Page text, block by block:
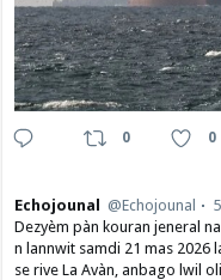
0 0
Echojounal @Echojounal
Dezyèm pàn kouran jeneral
n lannwit samdi 21 mas 2026
se rive La Avàn, anbago lwil